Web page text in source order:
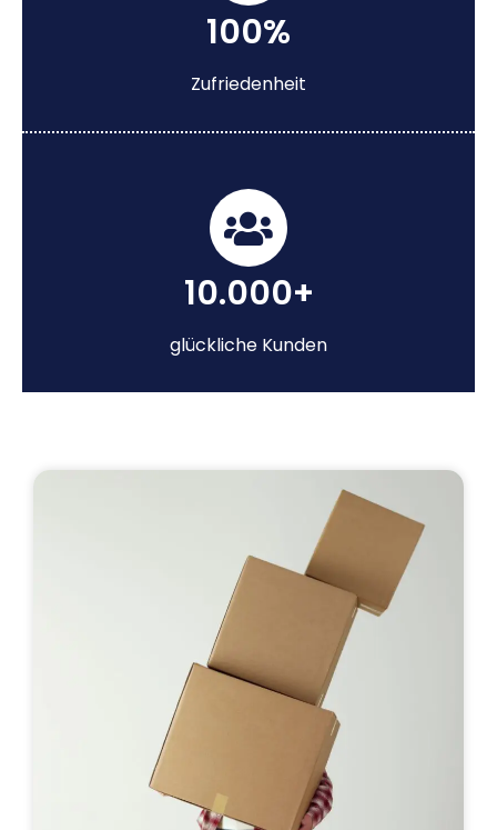
100%
Zufriedenheit
10.000+
glückliche Kunden